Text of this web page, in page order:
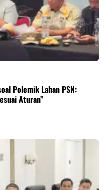
Polemik Lahan PSN:
Aturan”